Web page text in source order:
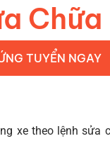
TUYỂN NGAY
xe theo lệnh sửa